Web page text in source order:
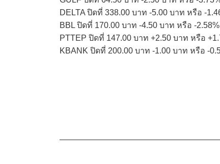
DELTA ปิดที่ 338.00 บาท -5.00 บาท หรือ -
BBL ปิดที่ 170.00 บาท -4.50 บาท หรือ -
PTTEP ปิดที่ 147.00 บาท +2.50 บาท หรือ
KBANK ปิดที่ 200.00 บาท -1.00 บาท หรือ -